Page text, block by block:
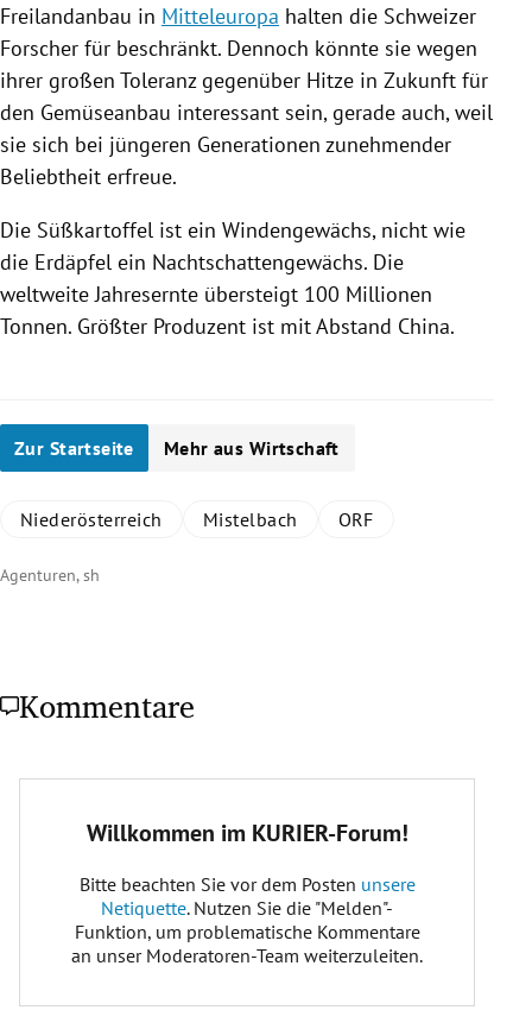
Freilandanbau in Mitteleuropa halten die Schweizer
Forscher für beschränkt. Dennoch könnte sie wegen
ihrer großen Toleranz gegenüber Hitze in Zukunft für
den Gemüseanbau interessant sein, gerade auch, weil
sie sich bei jüngeren Generationen zunehmender
Beliebtheit erfreue.
Die Süßkartoffel ist ein Windengewächs, nicht wie
die Erdäpfel ein Nachtschattengewächs. Die
weltweite Jahresernte übersteigt 100 Millionen
Tonnen. Größter Produzent ist mit Abstand China.
Zur Startseite Mehr aus Wirtschaft
Niederösterreich Mistelbach ORF
Agenturen, sh
Kommentare